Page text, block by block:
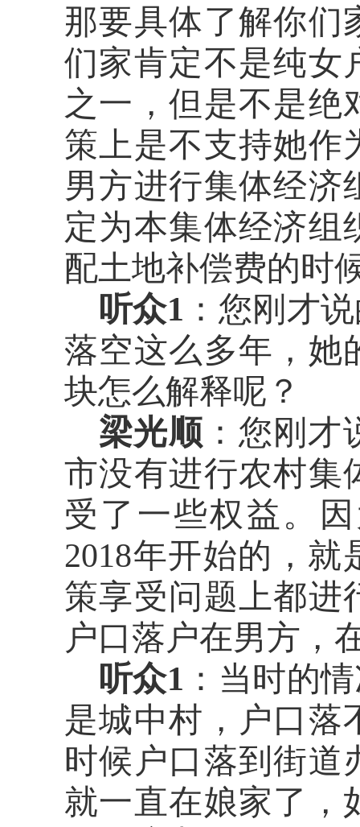
那要具体了解你们
们家肯定不是纯女
之一，但是不是绝
策上是不支持她作
男方进行集体经济
定为本集体经济组
配土地补偿费的时
听众1 ：您刚才
落空这么多年，她
块怎么解释呢？
梁光顺 ：您刚
市没有进行农村集
受了一些权益。
2018年开始的，就
策享受问题上都进
户口落户在男方，
听众1 ：当时的
是城中村，户口落
时候户口落到街道
就一直在娘家了，